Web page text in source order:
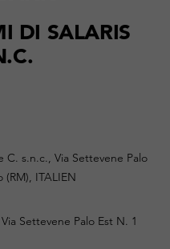
DI SALARIS
C. s.n.c., Via Settevene Palo
(RM), ITALIEN
Settevene Palo Est N. 1